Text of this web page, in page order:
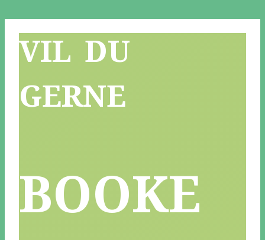
indhold
VIL DU
GERNE
BOOKE